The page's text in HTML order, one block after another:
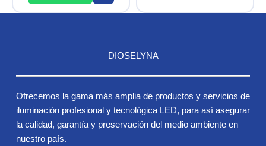
DIOSELYNA
Ofrecemos la gama más amplia de productos y servicios de
iluminación profesional y tecnológica LED, para así asegurar
la calidad, garantía y preservación del medio ambiente en
nuestro país.